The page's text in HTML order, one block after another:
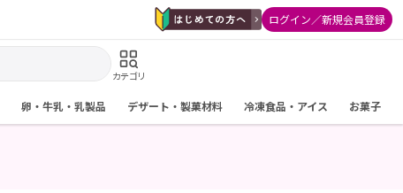
ログイン／新規会員登録
カテゴリ
卵・牛乳・乳製品 デザート・製菓材料 冷凍食品・アイス お菓子